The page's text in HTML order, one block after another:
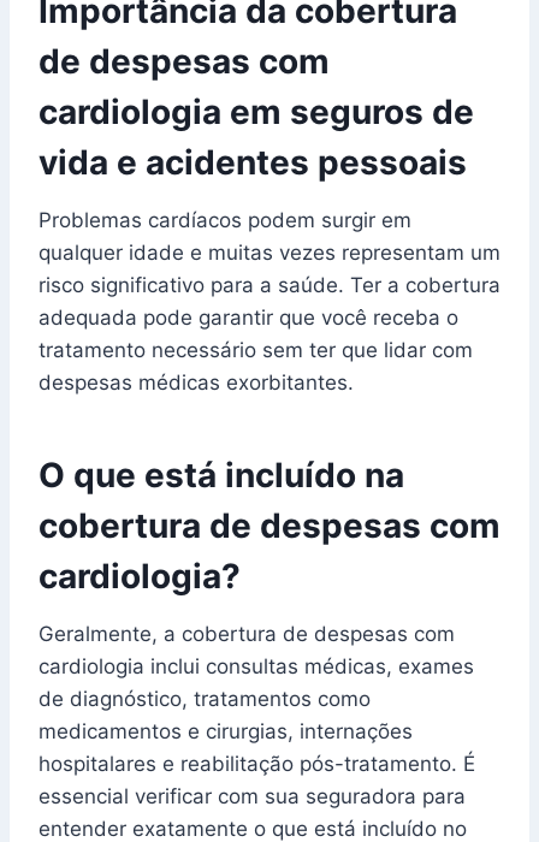
Importância da cobertura
de despesas com
cardiologia em seguros de
vida e acidentes pessoais
Problemas cardíacos podem surgir em
qualquer idade e muitas vezes representam um
risco significativo para a saúde. Ter a cobertura
adequada pode garantir que você receba o
tratamento necessário sem ter que lidar com
despesas médicas exorbitantes.
O que está incluído na
cobertura de despesas com
cardiologia?
Geralmente, a cobertura de despesas com
cardiologia inclui consultas médicas, exames
de diagnóstico, tratamentos como
medicamentos e cirurgias, internações
hospitalares e reabilitação pós-tratamento. É
essencial verificar com sua seguradora para
entender exatamente o que está incluído no